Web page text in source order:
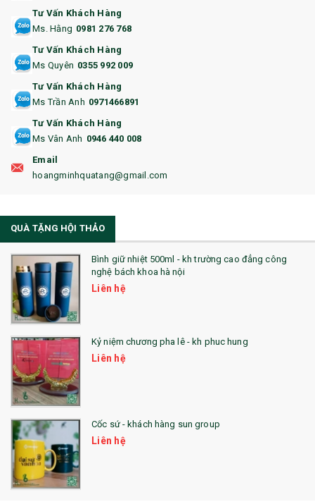
14. HỘP/VÍ ĐỰNG NAMECARD
15. BỘ BẤM MÓNG
16. BAO HỘ CHIẾU
18. ẤM CHÉN QUÀ TẶNG
19. ĐỒNG HỒ TREO TƯỜNG
22. ĐỒNG HỒ ĐỂ BÀN
23. QÙA TẶNG ĐỘC ĐÁO
24. QÙA TẶNG PHA LÊ
25. QUÀ TẶNG GLASSLOCK
26. QUÀ TẶNG LUMINARC
28. BỘ ĐỒ ĂN CAO CẤP
29. MÓC KHOÁ
31. TÚI VẢI KHÔNG DỆT
32. TÚI VẢI BỐ
33. MŨ LƯỠI TRAI
Tư Vấn Khách Hàng
Ms. Hằng 0981 276 768
Tư Vấn Khách Hàng
Ms Quyên 0355 992 009
Tư Vấn Khách Hàng
Ms Trần Anh 0971466891
Tư Vấn Khách Hàng
Ms Vân Anh 0946 440 008
Email
hoangminhquatang@gmail.com
QUÀ TẶNG HỘI THẢO
Bình giữ nhiệt 500ml - kh trường cao đẳng công
nghệ bách khoa hà nội
Liên hệ
Kỷ niệm chương pha lê - kh phuc hung
Liên hệ
Cốc sứ - khách hàng sun group
Liên hệ